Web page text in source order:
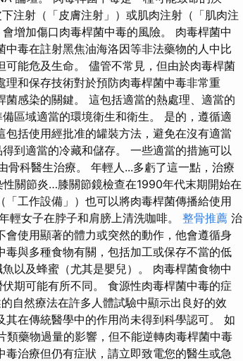
注射（「皮膚注射」）或肌肉注射（「肌肉注
增加傷口肉毒桿菌中毒的風險。 肉毒桿菌中
毒在註射黑焦油海洛因等非法藥物的人中比
能危及生命。 儘管不常見，但由於肉毒桿菌
和保存技術對於預防肉毒桿菌中毒非常重
感染的關鍵。 這包括適當的熱處理、適當的
區域適當的環境衛生和衛生。 是的，遵循適
括使用經批准的罐裝方法，避免在沒有適當
到適當的冷藏和儲存。 一些適當的措施可以
骨科醫生治療。 年輕人...多虧了這一點，治療
關節炎…膝關節鏡檢查在1990年代末期開始在
工作設備」）也可以將肉毒桿菌傳播給使用
輕女子在脖子和肩膀上清洗咖啡。 整骨推薦 治
使用顯著的體力或突然的動作，他會遵循身
與多種食物有關，包括加工或保存不當的低
以及蜂蜜（尤其是嬰兒）。 肉毒桿菌食物中
期可能有所不同。 食源性肉毒桿菌中毒的症
自然療法在許多人體試驗中顯示出良好的效
在傳統醫學中的作用尚未得到科學認可。 如
藥物過量的影響，但不能逆轉肉毒桿菌中毒
治療但仍有症狀，請立即致電您的醫生或急